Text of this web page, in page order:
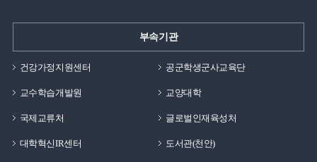
부속기관
건강가정지원센터 공군학생군사교육단
교수학습개발원 교양대학
국제교류처 글로벌인재육성처
대학혁신IR센터 도서관(천안)